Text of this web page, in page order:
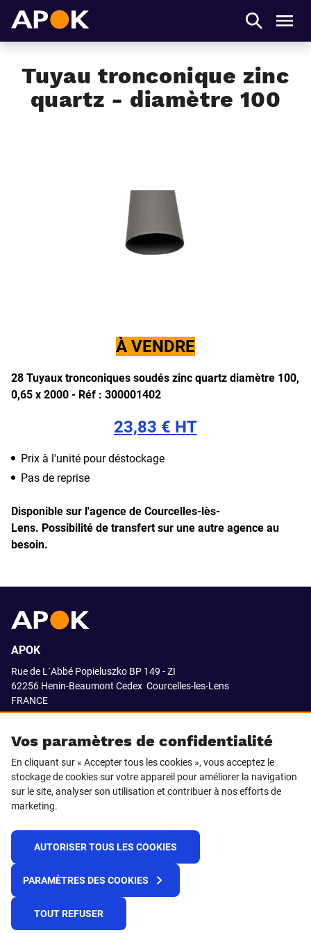
Tuyau tronconique zinc
quartz - diamètre 100
À VENDRE
28 Tuyaux tronconiques soudés zinc quartz diamètre 100,
0,65 x 2000 - Réf : 300001402
23,83 € HT
Prix à l'unité pour déstockage
Pas de reprise
Disponible sur l'agence de Courcelles-lès-
Lens. Possibilité de transfert sur une autre agence au
besoin.
Vos paramètres de confidentialité
En cliquant sur « Accepter tous les cookies », vous acceptez le
stockage de cookies sur votre appareil pour améliorer la navigation
sur le site, analyser son utilisation et contribuer à nos efforts de
marketing.
AUTORISER TOUS LES COOKIES
PARAMÈTRES DES COOKIES
TOUT REFUSER
APOK
Rue de L´Abbé Popieluszko BP 149 - ZI
62256 Henin-Beaumont Cedex Courcelles-les-Lens
FRANCE
SUIVEZ-NOUS SUR
© 2021 APOK